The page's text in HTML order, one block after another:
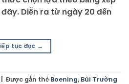
Diễn ra từ ngày 20 đến
tục đọc →
Được gắn thẻ Boening, Bùi Trường